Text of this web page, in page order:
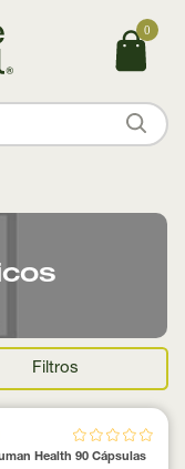
0
Filtros
Health 90 Cápsulas